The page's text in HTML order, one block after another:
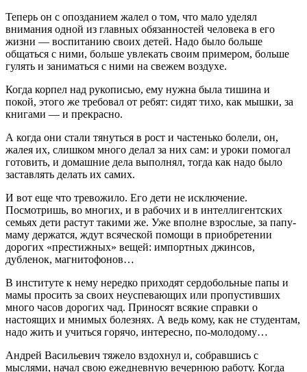
Теперь он с опозданием жалел о том, что мало уделял
внимания одной из главных обязанностей человека в его
жизни — воспитанию своих детей. Надо было больше
общаться с ними, больше увлекать своим примером, больше
гулять и заниматься с ними на свежем воздухе.
Когда корпел над рукописью, ему нужна была тишина и
покой, этого же требовал от ребят: сидят тихо, как мышки, за
книгами — и прекрасно.
А когда они стали тянуться в рост и частенько болели, он,
жалея их, слишком много делал за них сам: и уроки помогал
готовить, и домашние дела выполнял, тогда как надо было
заставлять делать их самих.
И вот еще что тревожило. Его дети не исключение.
Посмотришь, во многих, и в рабочих и в интеллигентских
семьях дети растут такими же. Уже вполне взрослые, за папу-
маму держатся, ждут всяческой помощи в приобретении
дорогих «престижных» вещей: импортных джинсов,
дубленок, магнитофонов…
В институте к нему нередко приходят сердобольные папы и
мамы просить за своих неуспевающих или пропустивших
много часов дорогих чад. Приносят всякие справки о
настоящих и мнимых болезнях. А ведь кому, как не студентам,
надо жить и учиться горячо, интересно, по-молодому…
Андрей Васильевич тяжело вздохнул и, собравшись с
мыслями, начал свою ежедневную вечернюю работу. Когда